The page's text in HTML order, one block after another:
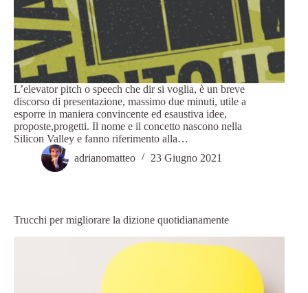
L’elevator pitch o speech che dir si voglia, è un breve
discorso di presentazione, massimo due minuti, utile a
esporre in maniera convincente ed esaustiva idee,
proposte,progetti. Il nome e il concetto nascono nella
Silicon Valley e fanno riferimento alla…
adrianomatteo
23 Giugno 2021
Trucchi per migliorare la dizione quotidianamente